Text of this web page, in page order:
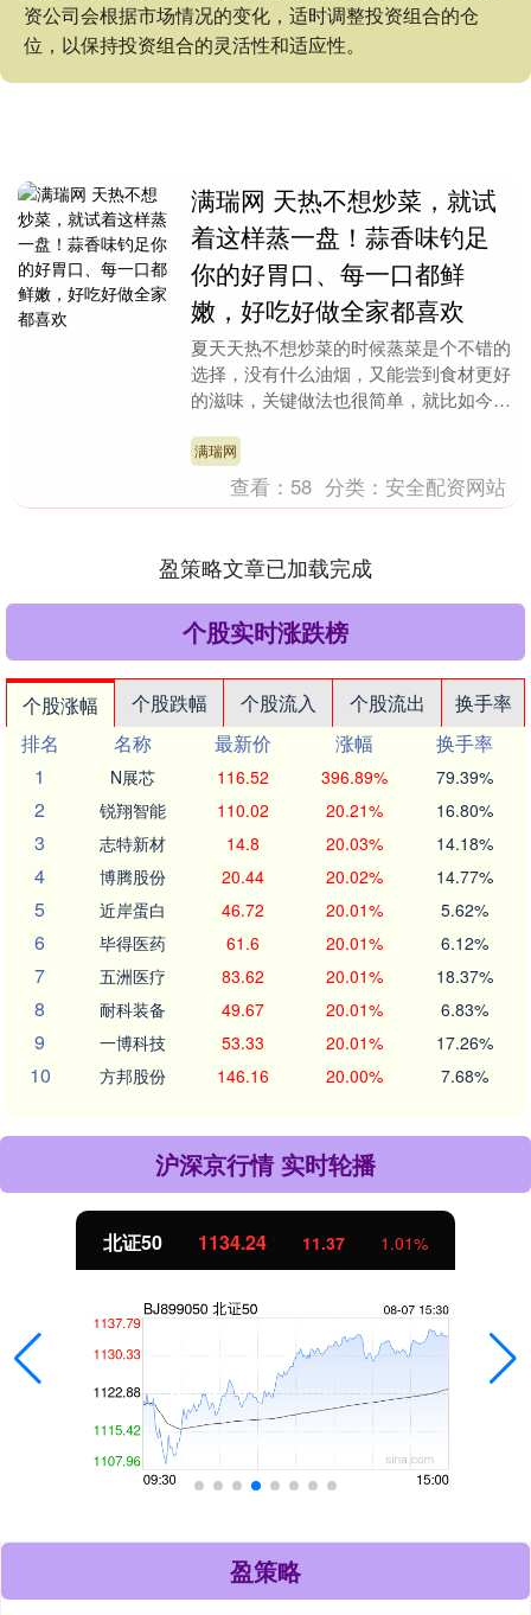
资公司会根据市场情况的变化，适时调整投资组合的仓
位，以保持投资组合的灵活性和适应性。
满瑞网 天热不想炒菜，就试
着这样蒸一盘！蒜香味钓足
你的好胃口、每一口都鲜
嫩，好吃好做全家都喜欢
夏天天热不想炒菜的时候蒸菜是个不错的
选择，没有什么油烟，又能尝到食材更好
的滋味，关键做法也很简单，就比如今天
丸、丝瓜和粉丝，....
满瑞网
查看： 58 分类：安全配资网站
盈策略文章已加载完成
个股实时涨跌榜
个股涨幅 个股跌幅 个股流入 个股流出
换手率
排名
名称 最新价 涨幅
换手率
1
N展芯 116.52 396.89% 79.39%
2 锐翔智能 110.02 20.21% 16.80%
3 志特新材 14.8 20.03% 14.18%
4 博腾股份 20.44 20.02% 14.77%
5 近岸蛋白 46.72 20.01% 5.62%
6 毕得医药 61.6 20.01% 6.12%
7 五洲医疗 83.62 20.01% 18.37%
8 耐科装备 49.67 20.01% 6.83%
9 一博科技 53.33 20.01% 17.26%
10 方邦股份 146.16 20.00% 7.68%
沪深京行情 实时轮播
北证50 1134.24 11.37 1.01%
盈策略